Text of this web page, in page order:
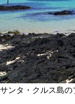
サンタ・クルス島